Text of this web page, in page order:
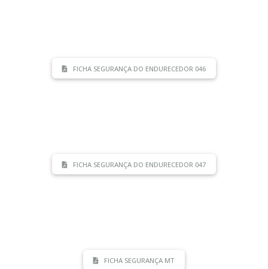
FICHA SEGURANÇA DO ENDURECEDOR 046
FICHA SEGURANÇA DO ENDURECEDOR 047
FICHA SEGURANÇA MT